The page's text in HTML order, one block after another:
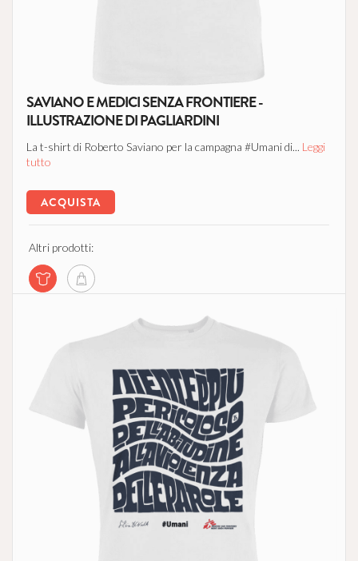
SAVIANO E MEDICI SENZA FRONTIERE -
ILLUSTRAZIONE DI PAGLIARDINI
La t-shirt di Roberto Saviano per la campagna #Umani di... Leggi
tutto
ACQUISTA
Altri prodotti: